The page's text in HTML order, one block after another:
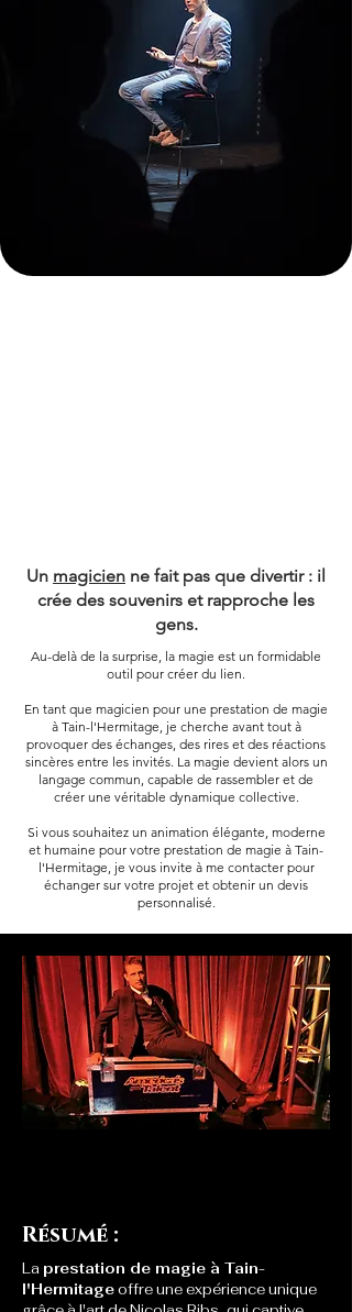
Un magicien ne fait pas que divertir : il
crée des souvenirs et rapproche les
gens.
Au-delà de la surprise, la magie est un formidable
outil pour créer du lien.
En tant que magicien pour une prestation de magie
à Tain-l'Hermitage, je cherche avant tout à
provoquer des échanges, des rires et des réactions
sincères entre les invités. La magie devient alors un
langage commun, capable de rassembler et de
créer une véritable dynamique collective.
Si vous souhaitez un animation élégante, moderne
et humaine pour votre prestation de magie à Tain-
l'Hermitage, je vous invite à me contacter pour
échanger sur votre projet et obtenir un devis
personnalisé.
Résumé :
La prestation de magie à Tain-
l'Hermitage offre une expérience unique